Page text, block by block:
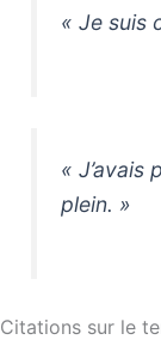
« Je suis
« J’avais
plein. »
Citations sur le